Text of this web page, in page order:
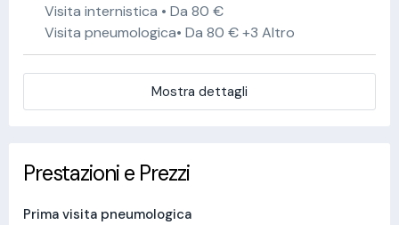
Visita internistica • Da 80 €
Visita pneumologica• Da 80 € +3 Altro
Mostra dettagli
Prestazioni e Prezzi
Prima visita pneumologica